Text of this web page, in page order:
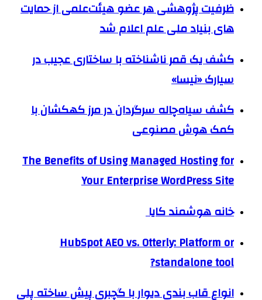
ظرفیت پژوهشی هر عضو هیئت‌علمی از حمایت
های بنیاد ملی علم اعلام شد
کشف یک قمر ناشناخته با ساختاری عجیب در
سیارک «نیسا»
کشف سیاه‌چاله سرگردان در مرز کهکشان با
کمک هوش مصنوعی
The Benefits of Using Managed Hosting for
Your Enterprise WordPress Site
خانه هوشمند کایا
HubSpot AEO vs. Otterly: Platform or
standalone tool?
انواع قاب بندی دیوار با گچبری پیش ساخته پلی